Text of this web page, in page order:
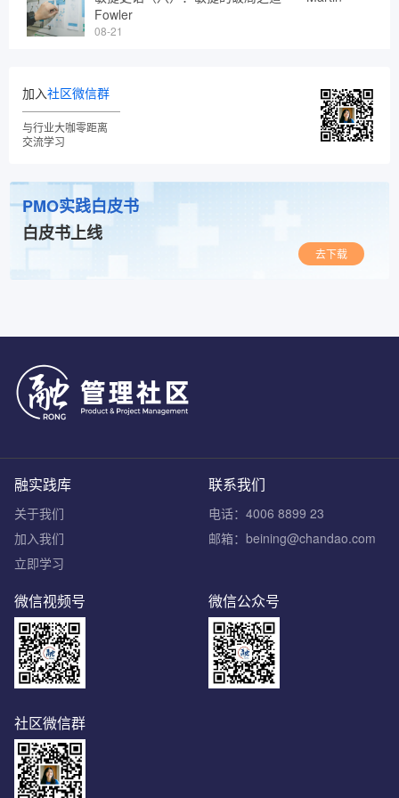
Fowler
08-21
加入社区微信群
与行业大咖零距离
交流学习
PMO实践白皮书
白皮书上线
去下载
联系我们
电话：4006 8899 23
邮箱：beining@chandao.com
融实践库
关于我们
加入我们
立即学习
微信公众号
微信视频号
社区微信群